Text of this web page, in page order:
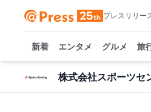
プレスリリー
新着 エンタメ グルメ 旅
株式会社スポーツセ